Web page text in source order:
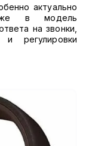
актуально
в модель
на звонки,
и регулировки